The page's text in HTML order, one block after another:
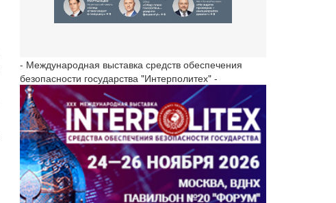
- Международная выставка средств обеспечения
безопасности государства "Интерполитех" -